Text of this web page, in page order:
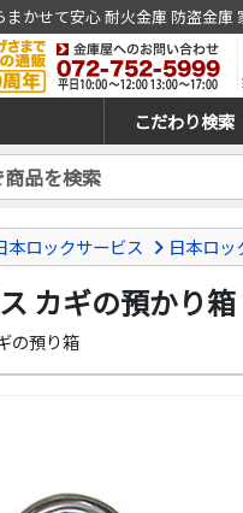
かせて安心 耐火金庫 防盗金庫
こだわり検索
本ロックサービス 日本ロッ
カギの預かり箱
預り箱